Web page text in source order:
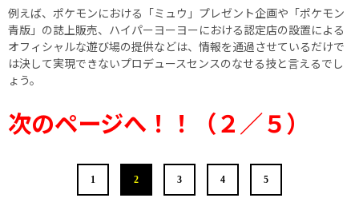
例えば、ポケモンにおける「ミュウ」プレゼント企画や「ポケモン
青版」の誌上販売、ハイパーヨーヨーにおける認定店の設置による
オフィシャルな遊び場の提供などは、情報を通過させているだけで
は決して実現できないプロデュースセンスのなせる技と言えるでし
ょう。
次のページへ！！（２／５）
1 2 3 4 5